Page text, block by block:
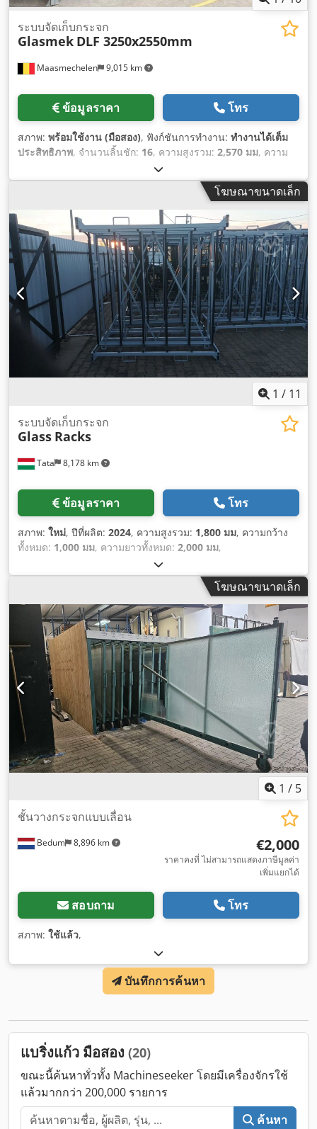
Maasmechelen 9,015 km
ระบบจัดเก็บกระจก
Glasmek DLF 3250x2550mm
ข้อมูลราคา โทร
สภาพ: พร้อมใช้งาน (มือสอง), ฟังก์ชันการทำงาน: ทำงานได้เต็ม
ประสิทธิภาพ, จำนวนลิ้นชัก: 16, ความสูงรวม: 2,570 มม, ความ
, ความยาวทั้งหมด:
โฆษณาขนาดเล็ก
1 / 11
Tata 8,178 km
ระบบจัดเก็บกระจก
Glass Racks
ข้อมูลราคา โทร
สภาพ: ใหม่, ปีที่ผลิต: 2024, ความสูงรวม: 1,800 มม, ความกว้าง
ทั้งหมด: 1,000 มม, ความยาวทั้งหมด: 2,000 มม,
โฆษณาขนาดเล็ก
1 / 5
Bedum 8,896 km
ชั้นวางกระจกแบบเลื่อน
€2,000
ราคาคงที่ ไม่สามารถแสดงภาษีมูลค่า
เพิ่มแยกได้
สอบถาม โทร
สภาพ: ใช้แล้ว,
บันทึกการค้นหา
แบริ่งแก้ว มือสอง (20)
ขณะนี้ค้นหาทั่วทั้ง Machineseeker โดยมีเครื่องจักรใช้
แล้วมากกว่า 200,000 รายการ
ค้นหา